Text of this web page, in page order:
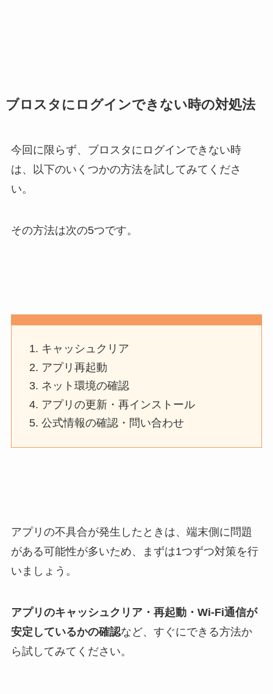
ブロスタにログインできない時の対処法
今回に限らず、ブロスタにログインできない時
は、以下のいくつかの方法を試してみてくださ
い。
その方法は次の5つです。
キャッシュクリア
アプリ再起動
ネット環境の確認
アプリの更新・再インストール
公式情報の確認・問い合わせ
アプリの不具合が発生したときは、端末側に問題
がある可能性が多いため、まずは1つずつ対策を行
いましょう。
アプリのキャッシュクリア・再起動・Wi-Fi通信が
安定しているかの確認など、すぐにできる方法か
ら試してみてください。